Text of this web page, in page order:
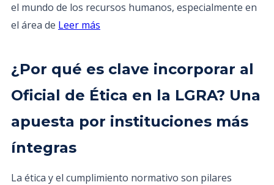
el mundo de los recursos humanos, especialmente en
el área de Leer más
¿Por qué es clave incorporar al
Oficial de Ética en la LGRA? Una
apuesta por instituciones más
íntegras
La ética y el cumplimiento normativo son pilares